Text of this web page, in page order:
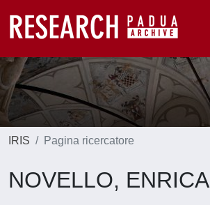
IRIS Pagina ricercatore
NOVELLO, ENRICA